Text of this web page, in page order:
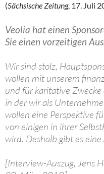
(Sächsische Zeitung, 17. Juli
Veolia hat einen
Sie einen vorzeitigen
Wir sind stolz,
wollen mit unserem
und für karitative
in der wir als
wollen eine Perspektive
von einigen in ihrer
wird. Deshalb gibt es eine
[Interview-Auszug, Jens